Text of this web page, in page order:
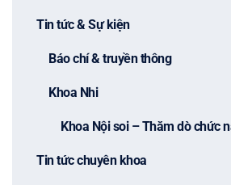
Tin tức & Sự kiện
Báo chí & truyền thông
Khoa Nhi
Khoa Nội soi – Thăm dò chức
Tin tức chuyên khoa